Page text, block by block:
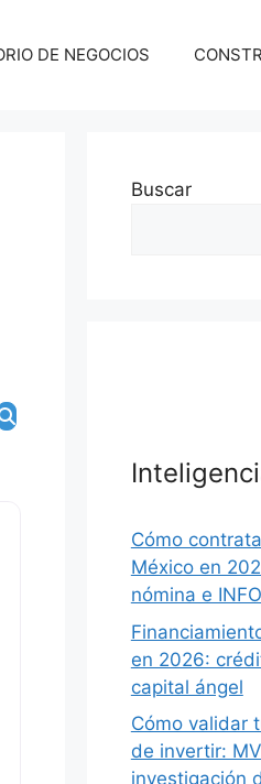
DE NEGOCIOS
Búsqueda
Buscar
Cómo
México en
nómina e
en 2026:
capital ángel
Cómo validar
de invertir:
investigación